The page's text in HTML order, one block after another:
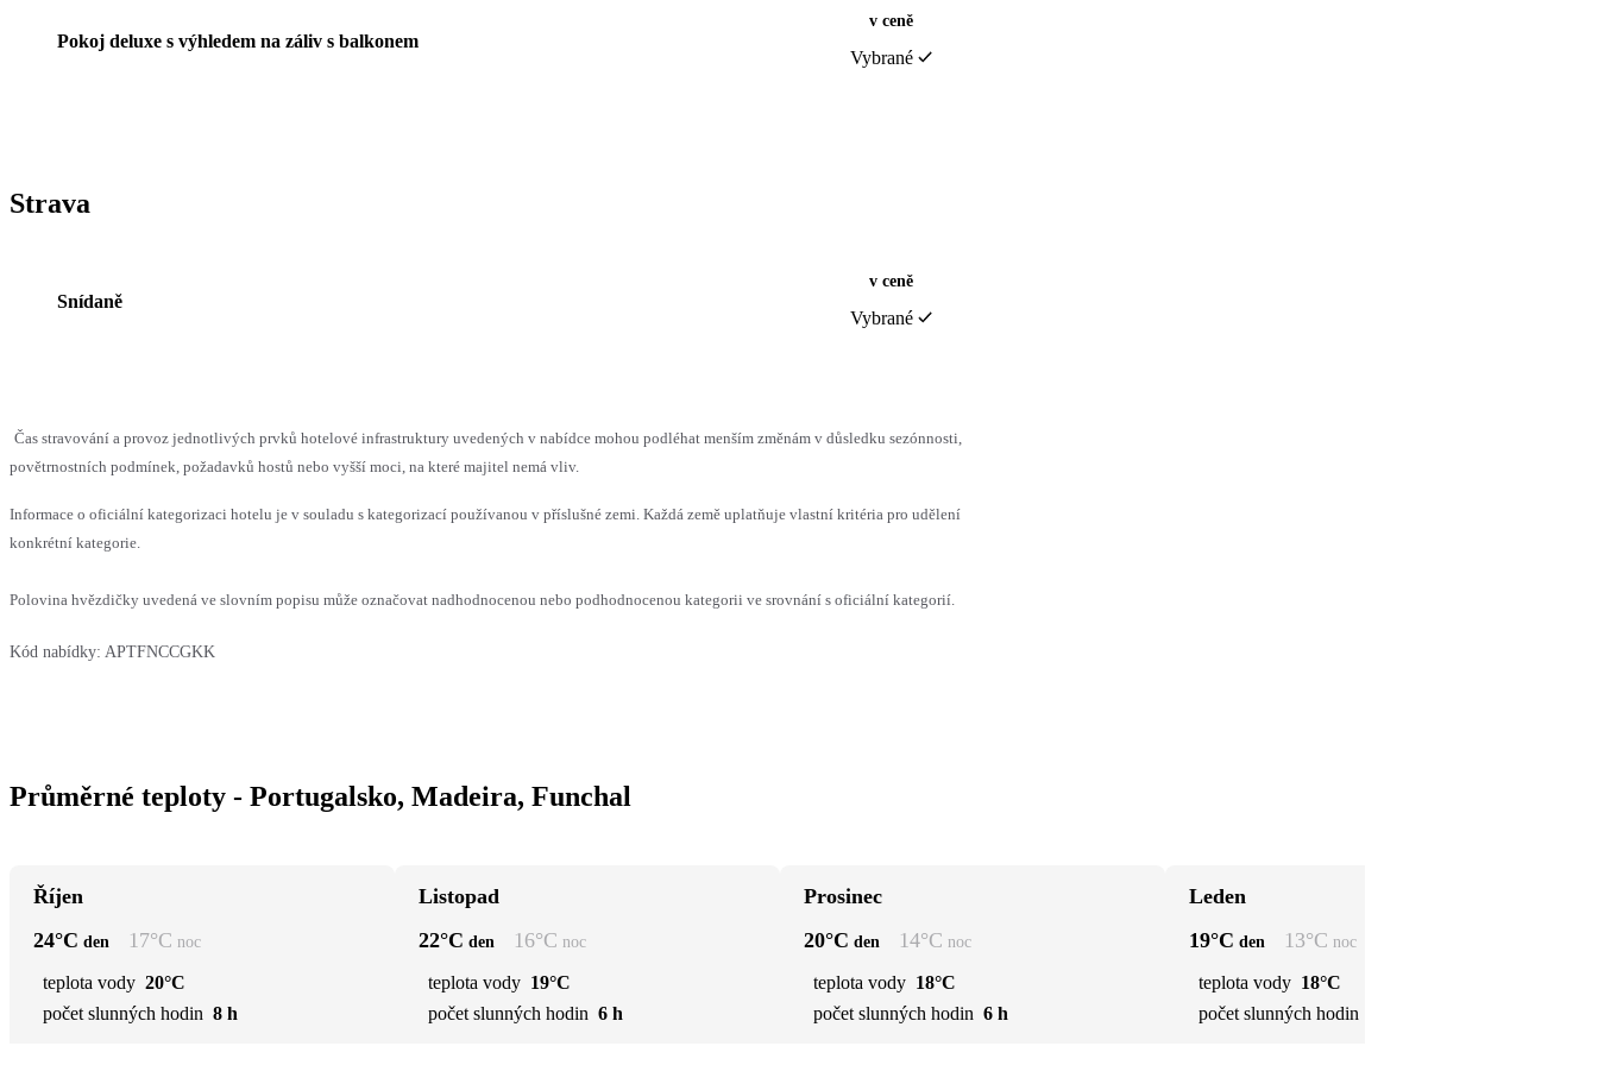
Pokoj deluxe s výhledem na záliv s balkonem
v ceně
Vybrané
Strava
Snídaně
v ceně
Vybrané
Čas stravování a provoz jednotlivých prvků hotelové infrastruktury uvedených v nabídce mohou podléhat menším změnám v důsledku sezónnosti,
povětrnostních podmínek, požadavků hostů nebo vyšší moci, na které majitel nemá vliv.
Informace o oficiální kategorizaci hotelu je v souladu s kategorizací používanou v příslušné zemi. Každá země uplatňuje vlastní kritéria pro udělení
konkrétní kategorie.
Polovina hvězdičky uvedená ve slovním popisu může označovat nadhodnocenou nebo podhodnocenou kategorii ve srovnání s oficiální kategorií.
Kód nabídky: APTFNCCGKK
Průměrné teploty - Portugalsko, Madeira, Funchal
Říjen
24°C den 17°C noc
teplota vody 20°C
počet slunných hodin 8 h
Listopad
22°C den 16°C noc
teplota vody 19°C
počet slunných hodin 6 h
Prosinec
20°C den 14°C noc
teplota vody 18°C
počet slunných hodin 6 h
Leden
19°C den 13°C noc
teplota vody 18°C
počet slunných hodin